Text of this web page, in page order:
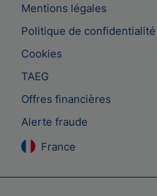
Mentions légales
Politique de confidentialité
Cookies
TAEG
Offres financières
Alerte fraude
France